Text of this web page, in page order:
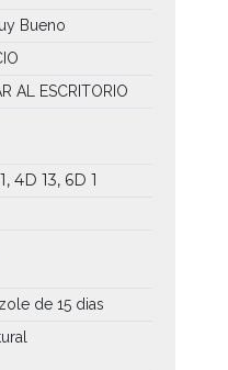
Bueno
AL ESCRITORIO
4D 13, 6D 1
de 15 dias